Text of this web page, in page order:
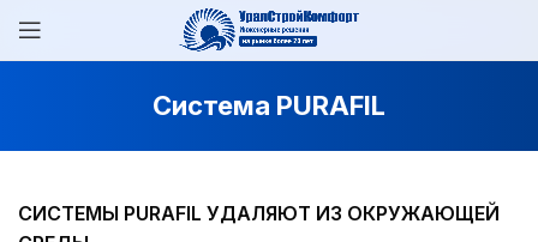
Система PURAFIL
СИСТЕМЫ PURAFIL УДАЛЯЮТ ИЗ ОКРУЖАЮЩЕЙ